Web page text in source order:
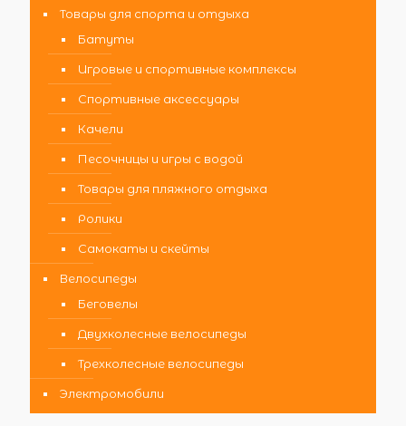
Товары для спорта и отдыха
Батуты
Игровые и спортивные комплексы
Спортивные аксессуары
Качели
Песочницы и игры с водой
Товары для пляжного отдыха
Ролики
Самокаты и скейты
Велосипеды
Беговелы
Двухколесные велосипеды
Трехколесные велосипеды
Электромобили